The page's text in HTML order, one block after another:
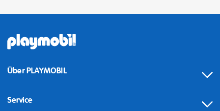
Über PLAYMOBIL
Service